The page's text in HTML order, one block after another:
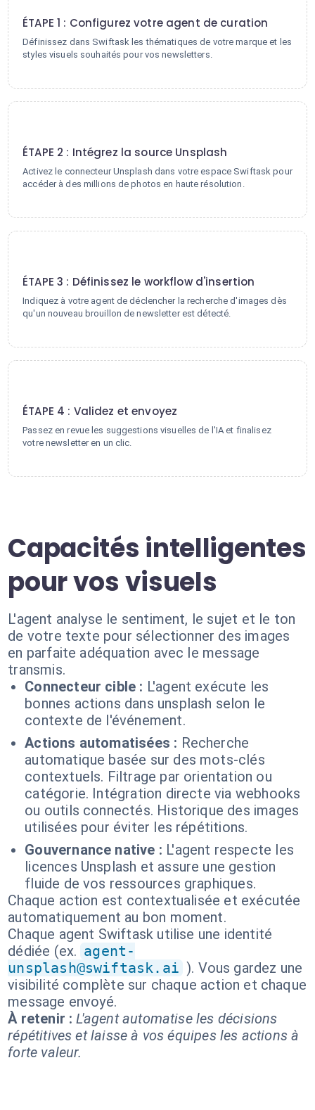
ÉTAPE 1 : Configurez votre agent de curation
Définissez dans Swiftask les thématiques de votre marque et les
styles visuels souhaités pour vos newsletters.
ÉTAPE 2 : Intégrez la source Unsplash
Activez le connecteur Unsplash dans votre espace Swiftask pour
accéder à des millions de photos en haute résolution.
ÉTAPE 3 : Définissez le workflow d'insertion
Indiquez à votre agent de déclencher la recherche d'images dès
qu'un nouveau brouillon de newsletter est détecté.
ÉTAPE 4 : Validez et envoyez
Passez en revue les suggestions visuelles de l'IA et finalisez
votre newsletter en un clic.
Capacités intelligentes
pour vos visuels
L'agent analyse le sentiment, le sujet et le ton
de votre texte pour sélectionner des images
en parfaite adéquation avec le message
transmis.
Connecteur cible : L'agent exécute les
bonnes actions dans unsplash selon le
contexte de l'événement.
Actions automatisées : Recherche
automatique basée sur des mots-clés
contextuels. Filtrage par orientation ou
catégorie. Intégration directe via webhooks
ou outils connectés. Historique des images
utilisées pour éviter les répétitions.
Gouvernance native : L'agent respecte les
licences Unsplash et assure une gestion
fluide de vos ressources graphiques.
Chaque action est contextualisée et exécutée
automatiquement au bon moment.
Chaque agent Swiftask utilise une identité
dédiée (ex. agent-
unsplash@swiftask.ai ). Vous gardez une
visibilité complète sur chaque action et chaque
message envoyé.
À retenir : L'agent automatise les décisions
répétitives et laisse à vos équipes les actions à
forte valeur.